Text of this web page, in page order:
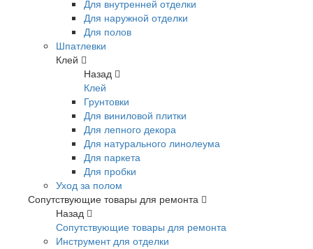
Для внутренней отделки
Для наружной отделки
Для полов
Шпатлевки
Клей
Назад
Клей
Грунтовки
Для виниловой плитки
Для лепного декора
Для натурального линолеума
Для паркета
Для пробки
Уход за полом
Сопутствующие товары для ремонта
Назад
Сопутствующие товары для ремонта
Инструмент для отделки